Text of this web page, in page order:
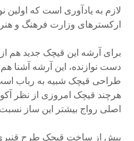
لازم به یادآوری است که اولین
ارکسترهای وزارت فرهنگ و هنر
برای آرشه این قیچک جدید هم
دست نوازنده، این آرشه آشنا
طراحی قیچک شبیه به رباب
هرچند قیچک امروزی از نظر
اصلی رواج بیشتر این ساز
پیش از ساخت قیچک طرح قنبری